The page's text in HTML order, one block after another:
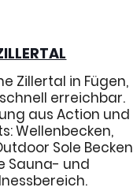
Zillertal in Fügen,
erreichbar.
aus Action und
Wellenbecken,
Sole Becken
Sauna- und